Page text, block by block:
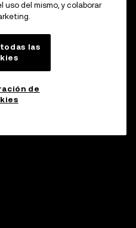
del mismo, y colaborar
las
de